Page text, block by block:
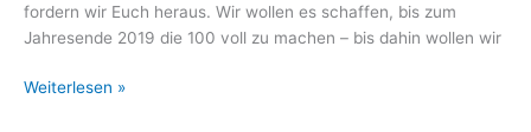
fordern wir Euch heraus. Wir wollen es schaffen, bis zum
Jahresende 2019 die 100 voll zu machen – bis dahin wollen wir
Projekt
Weiterlesen »